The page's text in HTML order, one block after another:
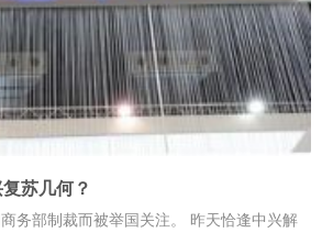
苏几何？
务部制裁而被举国关注。 昨天恰逢中兴解